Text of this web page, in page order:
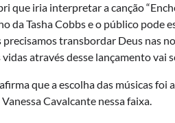
que iria interpretar a canção
da Tasha Cobbs e o público pode
transbordar Deus nas
através desse lançamento vai
que a escolha das músicas
Cavalcante nessa faixa.